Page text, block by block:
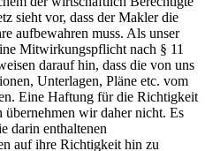
sieht vor, dass der Makler die
aufbewahren muss. Als unser
Mitwirkungspflicht nach § 11
darauf hin, dass die von uns
Unterlagen, Pläne etc. vom
Eine Haftung für die Richtigkeit
wir daher nicht. Es
darin enthaltenen
auf ihre Richtigkeit hin zu